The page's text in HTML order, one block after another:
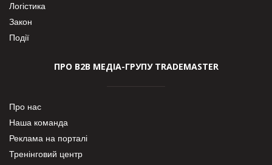
Логістика
Закон
Події
ПРО В2В МЕДІА-ГРУПУ TRADEMASTER
Про нас
Наша команда
Реклама на порталі
Тренінговий центр